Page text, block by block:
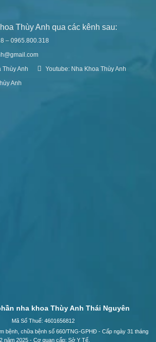
Thùy Anh qua các kênh sau:
– 0965.800.318
Thùy Anh
Youtube: Nha Khoa Thùy Anh
Anh
nha khoa Thùy Anh Thái Nguyên
Mã Số Thuế: 4601656812
bệnh, chữa bệnh số 660/TNG-GPHĐ - Cấp ngày 31 tháng
năm 2025 - Cơ quan cấp: Sở Y Tế.